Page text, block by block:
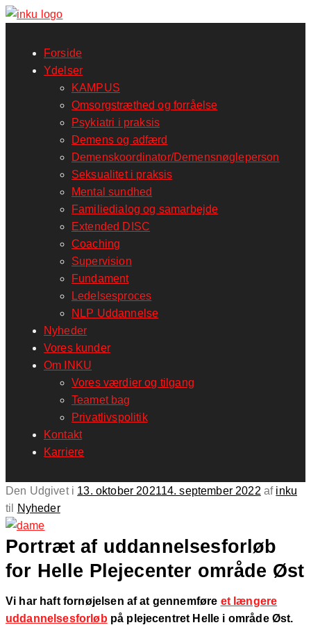
Forside
Ydelser
KAMPUS
Omsorgstræthed og forråelse
Psykiatri i praksis
Demens og adfærd
Demenskoordinator/Demensnøgleperson
Seksualitet i praksis
Mental sundhed
Familiedialog og samarbejde
Extended DISC
Coaching
Supervision
Fundament
Ledelsesproces
NLP Uddannelse
Nyheder
Vores kunder
Om INKU
Vores værdier og tilgang
Teamet bag
Privatlivspolitik
Kontakt
Karriere
Den Udgivet i 13. oktober 202114. september 2022 af inku
til
Nyheder
Portræt af uddannelsesforløb
for Helle Plejecenter område Øst
Vi har haft fornøjelsen af at gennemføre et længere
uddannelsesforløb på plejecentret Helle i område Øst.